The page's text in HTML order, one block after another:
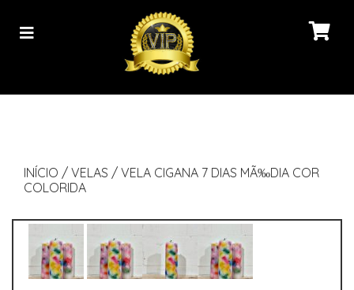
INÍCIO / VELAS / VELA CIGANA 7 DIAS MÃ‰DIA COR
COLORIDA